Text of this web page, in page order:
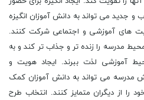
جدید می تواند به دانش آموزان انگیزه
های آموزشی و اجتماعی شرکت کنند.
مدرسه را زنده تر و جذاب تر کند و به
آموزشی لذت ببرند. ایجاد هویت و
مدرسه می تواند به دانش آموزان کمک
را از دیگران متمایز کنند. انتخاب طرح